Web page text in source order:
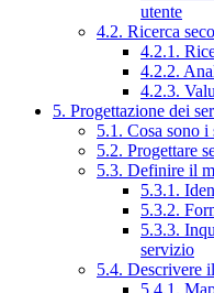
utente
4.2. Ricerca
4.2.1.
4.2.2.
4.2.3.
5. Progettazione dei
5.1. Cosa sono
5.2. Progettare
5.3. Definire il
5.3.1.
5.3.2.
5.3.3.
servizio
5.4. Descrivere
5.4.1.